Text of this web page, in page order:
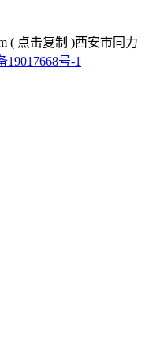
( 点击复制 )西安市同力
19017668号-1